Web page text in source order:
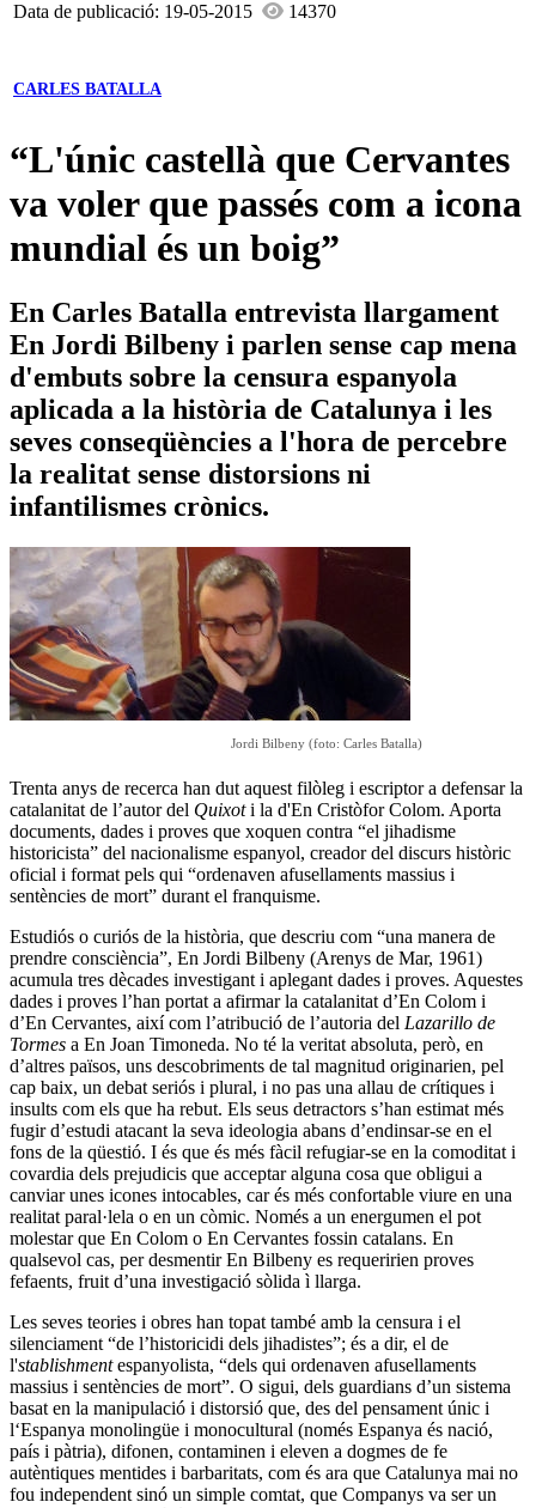
Data de publicació: 19-05-2015
14370
CARLES BATALLA
“L'únic castellà que Cervantes
va voler que passés com a icona
mundial és un boig”
En Carles Batalla entrevista llargament
En Jordi Bilbeny i parlen sense cap mena
d'embuts sobre la censura espanyola
aplicada a la història de Catalunya i les
seves conseqüències a l'hora de percebre
la realitat sense distorsions ni
infantilismes crònics.
Jordi Bilbeny (foto: Carles Batalla)
Trenta anys de recerca han dut aquest filòleg i escriptor a defensar la
catalanitat de l’autor del Quixoti la d'En Cristòfor Colom. Aporta
documents, dades i proves que xoquen contra “el jihadisme
historicista” del nacionalisme espanyol, creador del discurs històric
oficial i format pels qui “ordenaven afusellaments massius i
sentències de mort” durant el franquisme.
Estudiós o curiós de la història, que descriu com “una manera de
prendre consciència”, En Jordi Bilbeny (Arenys de Mar, 1961)
acumula tres dècades investigant i aplegant dades i proves. Aquestes
dades i proves l’han portat a afirmar la catalanitat d’En Colom i
d’En Cervantes, així com l’atribució de l’autoria del Lazarillo de
Tormes a En Joan Timoneda. No té la veritat absoluta, però, en
d’altres països, uns descobriments de tal magnitud originarien, pel
cap baix, un debat seriós i plural, i no pas una allau de crítiques i
insults com els que ha rebut. Els seus detractors s’han estimat més
fugir d’estudi atacant la seva ideologia abans d’endinsar-se en el
fons de la qüestió. I és que és més fàcil refugiar-se en la comoditat i
covardia dels prejudicis que acceptar alguna cosa que obligui a
canviar unes icones intocables, car és més confortable viure en una
realitat paral·lela o en un còmic. Només a un energumen el pot
molestar que En Colom o En Cervantes fossin catalans. En
qualsevol cas, per desmentir En Bilbeny es requeririen proves
fefaents, fruit d’una investigació sòlida ì llarga.
Les seves teories i obres han topat també amb la censura i el
silenciament “de l’historicidi dels jihadistes”; és a dir, el de
l'stablishmentespanyolista, “dels qui ordenaven afusellaments
massius i sentències de mort”. O sigui, dels guardians d’un sistema
basat en la manipulació i distorsió que, des del pensament únic i
l‘Espanya monolingüe i monocultural (només Espanya és nació,
país i pàtria), difonen, contaminen i eleven a dogmes de fe
autèntiques mentides i barbaritats, com és ara que Catalunya mai no
fou independent sinó un simple comtat, que Companys va ser un